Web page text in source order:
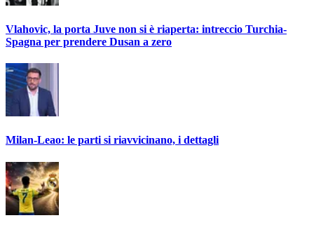
Vlahovic, la porta Juve non si è riaperta: intreccio Turchia-
Spagna per prendere Dusan a zero
Milan-Leao: le parti si riavvicinano, i dettagli